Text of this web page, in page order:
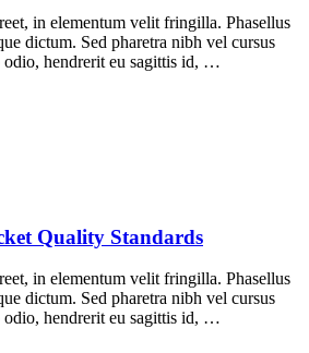
in elementum velit fringilla. Phasellus
dictum. Sed pharetra nibh vel cursus
hendrerit eu sagittis id, …
Quality Standards
in elementum velit fringilla. Phasellus
dictum. Sed pharetra nibh vel cursus
hendrerit eu sagittis id, …